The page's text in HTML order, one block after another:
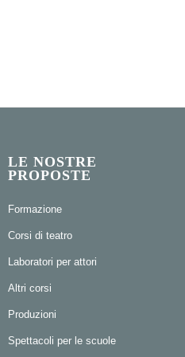
LE NOSTRE
PROPOSTE
Formazione
Corsi di teatro
Laboratori per attori
Altri corsi
Produzioni
Spettacoli per le scuole